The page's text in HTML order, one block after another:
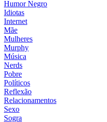
Humor Negro
Idiotas
Internet
Mãe
Mulheres
Murphy
Música
Nerds
Pobre
Políticos
Reflexão
Relacionamentos
Sexo
Sogra